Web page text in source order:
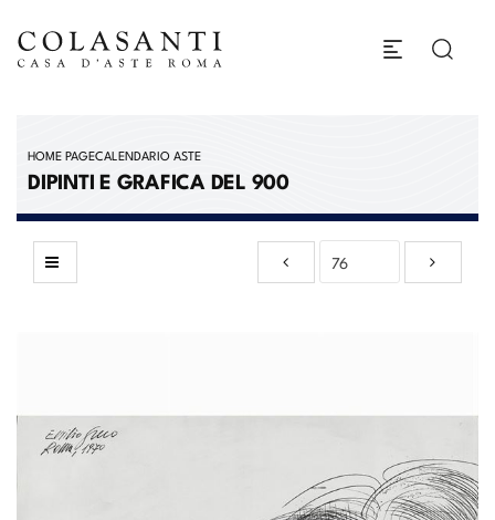
HOME PAGECALENDARIO ASTE
DIPINTI E GRAFICA DEL 900